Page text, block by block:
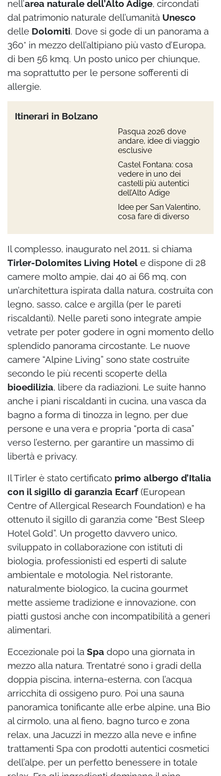
nell’area naturale dell’Alto Adige, circondati
dal patrimonio naturale dell’umanità Unesco
delle Dolomiti. Dove si gode di un panorama a
360° in mezzo dell’altipiano più vasto d’Europa,
di ben 56 kmq. Un posto unico per chiunque,
ma soprattutto per le persone sofferenti di
allergie.
Itinerari in Bolzano
Pasqua 2026 dove
andare, idee di viaggio
esclusive
Castel Fontana: cosa
vedere in uno dei
castelli più autentici
dell’Alto Adige
Idee per San Valentino,
cosa fare di diverso
Il complesso, inaugurato nel 2011, si chiama
Tirler-Dolomites Living Hotel e dispone di 28
camere molto ampie, dai 40 ai 66 mq, con
un’architettura ispirata dalla natura, costruita con
legno, sasso, calce e argilla (per le pareti
riscaldanti). Nelle pareti sono integrate ampie
vetrate per poter godere in ogni momento dello
splendido panorama circostante. Le nuove
camere “Alpine Living” sono state costruite
secondo le più recenti scoperte della
bioedilizia, libere da radiazioni. Le suite hanno
anche i piani riscaldanti in cucina, una vasca da
bagno a forma di tinozza in legno, per due
persone e una vera e propria “porta di casa”
verso l’esterno, per garantire un massimo di
libertà e privacy.
Il Tirler è stato certificato primo albergo d’Italia
con il sigillo di garanzia Ecarf(European
Centre of Allergical Research Foundation) e ha
ottenuto il sigillo di garanzia come “Best Sleep
Hotel Gold”. Un progetto davvero unico,
sviluppato in collaborazione con istituti di
biologia, professionisti ed esperti di salute
ambientale e motologia. Nel ristorante,
naturalmente biologico, la cucina gourmet
mette assieme tradizione e innovazione, con
piatti gustosi anche con incompatibilità a generi
alimentari.
Eccezionale poi la Spa dopo una giornata in
mezzo alla natura. Trentatré sono i gradi della
doppia piscina, interna-esterna, con l’acqua
arricchita di ossigeno puro. Poi una sauna
panoramica tonificante alle erbe alpine, una Bio
al cirmolo, una al fieno, bagno turco e zona
relax, una Jacuzzi in mezzo alla neve e infine
trattamenti Spa con prodotti autentici cosmetici
dell’alpe, per un perfetto benessere in totale